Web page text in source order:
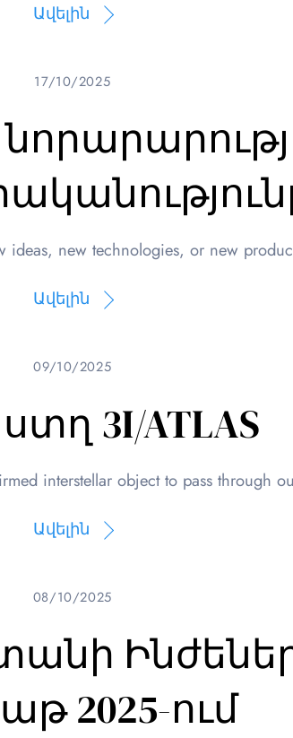
Ավելին
17/10/2025
ideas, new technologies, or new
Ավելին
09/10/2025
3I/ATLAS
interstellar object to pass through
Ավելին
08/10/2025
2025-ում